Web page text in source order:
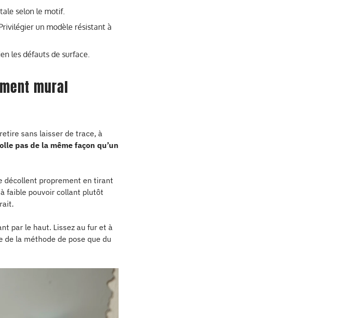
selon le motif.
un modèle résistant à
les défauts de surface.
mural
sans laisser de trace, à
pas de la même façon qu’un
décollent proprement en tirant
faible pouvoir collant plutôt
par le haut. Lissez au fur et à
de la méthode de pose que du